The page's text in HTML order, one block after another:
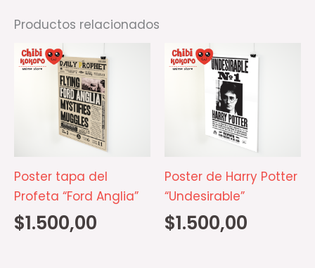
Productos relacionados
Poster tapa del
Profeta “Ford Anglia”
$1.500,00
Poster de Harry Potter
“Undesirable”
$1.500,00